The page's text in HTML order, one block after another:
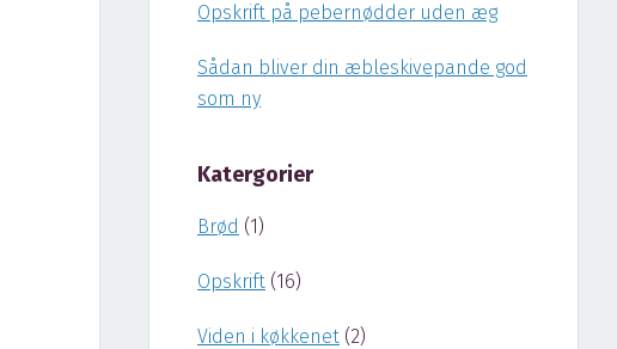
Opskrift på pebernødder uden æg
Sådan bliver din æbleskivepande god
som ny
Katergorier
Brød (1)
Opskrift (16)
Viden i køkkenet (2)